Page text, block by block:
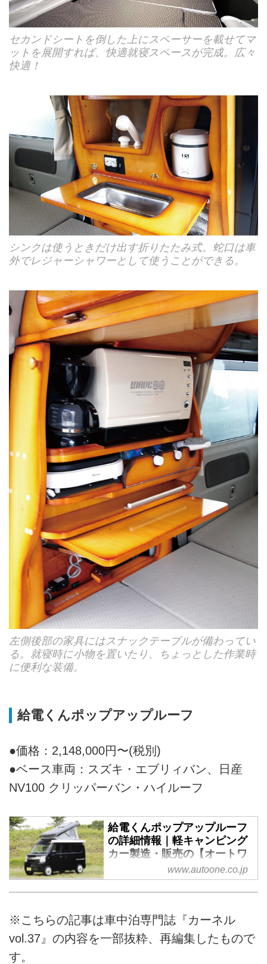
セカンドシートを倒した上にスペーサーを載せてマ
ットを展開すれば、快適就寝スペースが完成。広々
快適！
シンクは使うときだけ出す折りたたみ式。蛇口は車
外でレジャーシャワーとして使うことができる。
左側後部の家具にはスナックテーブルが備わってい
る。就寝時に小物を置いたり、ちょっとした作業時
に便利な装備。
給電くんポップアップルーフ
●価格：2,148,000円〜(税別)
●ベース車両：スズキ・エブリィバン、日産
NV100 クリッパーバン・ハイルーフ
給電くんポップアップルーフ
の詳細情報｜軽キャンピング
カー製造・販売の【オートワ
www.autoone.co.jp
※こちらの記事は車中泊専門誌『カーネル
vol.37』の内容を一部抜粋、再編集したもので
す。